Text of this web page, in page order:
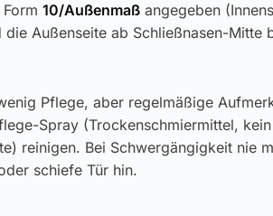
10/Außenmaß angegeben
Außenseite ab Schließnasen-Mitte
Pflege, aber regelmäßige
Spray (Trockenschmiermittel,
reinigen. Bei Schwergängigkeit nie
schiefe Tür hin.